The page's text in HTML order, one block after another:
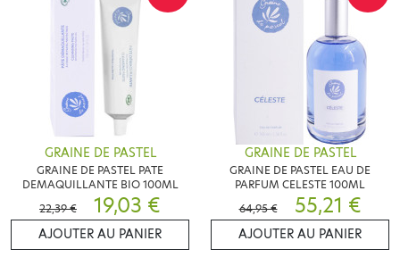
GRAINE DE PASTEL
GRAINE DE PASTEL PATE
DEMAQUILLANTE BIO 100ML
22,39 €
19,03 €
AJOUTER AU PANIER
GRAINE DE PASTEL
GRAINE DE PASTEL EAU DE
PARFUM CELESTE 100ML
64,95 €
55,21 €
AJOUTER AU PANIER